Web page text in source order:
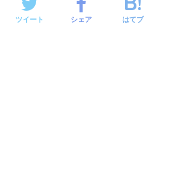
ツイート シェア はてブ